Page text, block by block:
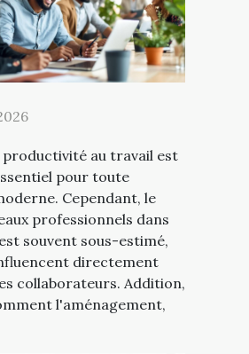
au travail est
pour toute
Cependant, le
professionnels dans
souvent sous-estimé,
directement
collaborateurs. Addition,
l'aménagement,